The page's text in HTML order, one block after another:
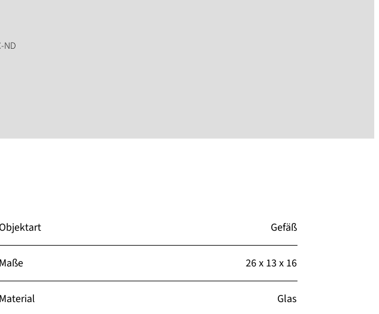
Objektart Gefäß
Maße 26 x 13 x 16
Material Glas